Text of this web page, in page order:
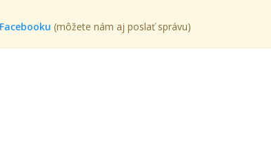
(môžete nám aj poslať správu)